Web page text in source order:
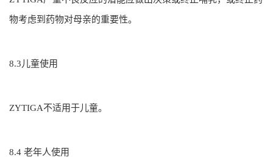
物考虑到药物对母亲的重要性。
8.3儿童使用
ZYTIGA不适用于儿童。
8.4 老年人使用